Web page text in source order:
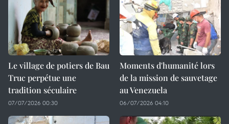
Le village de potiers de Bau
Truc perpétue une
tradition séculaire
07/07/2026 00:30
Moments d'humanité lors
de la mission de sauvetage
au Venezuela
06/07/2026 04:10